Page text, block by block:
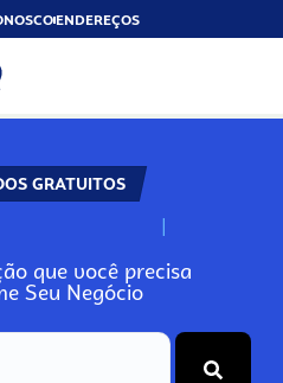
ENDEREÇOS
GRATUITOS
N
que você precisa
Seu Negócio